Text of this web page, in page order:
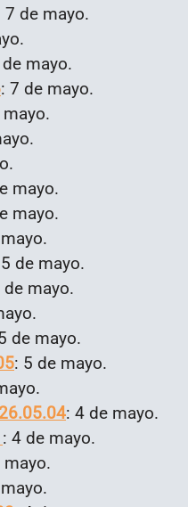
7 de mayo.
mayo.
: 7 de mayo.
mayo.
mayo.
de mayo.
de mayo.
de mayo.
: 5 de mayo.
: 4 de mayo.
: 4 de mayo.
mayo.